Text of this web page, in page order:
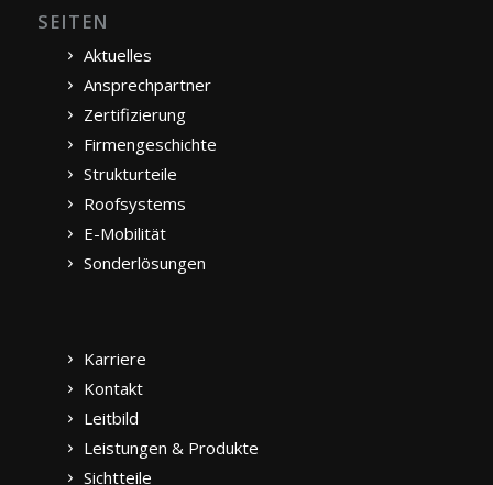
SEITEN
Aktuelles
Ansprechpartner
Zertifizierung
Firmengeschichte
Strukturteile
Roofsystems
E-Mobilität
Sonderlösungen
Karriere
Kontakt
Leitbild
Leistungen & Produkte
Sichtteile